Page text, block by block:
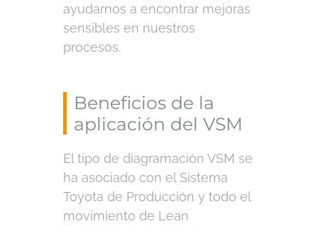
ayudarnos a encontrar mejoras
sensibles en nuestros
procesos.
Beneficios de la
aplicación del VSM
El tipo de diagramación VSM se
ha asociado con el Sistema
Toyota de Producción y todo el
movimiento de Lean